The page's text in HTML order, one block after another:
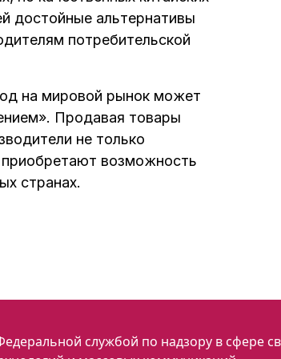
достойные альтернативы
потребительской
на мировой рынок может
Продавая товары
не только
возможность
странах.
службой по надзору в сфере